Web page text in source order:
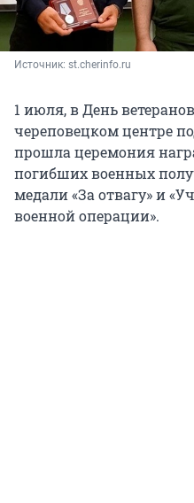
Источник: st.cherinfo.ru
1 июля, в День
череповецком центре
прошла церемония
погибших военных
медали «За отвагу» и
военной операции».